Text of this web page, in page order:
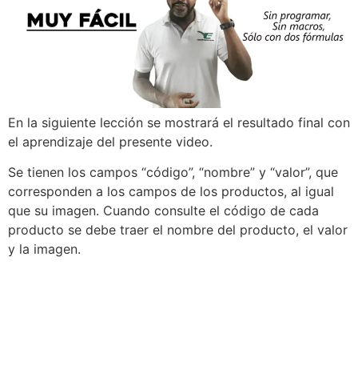
En la siguiente lección se mostrará el resultado final con
el aprendizaje del presente video.
Se tienen los campos “código”, “nombre” y “valor”, que
corresponden a los campos de los productos, al igual
que su imagen. Cuando consulte el código de cada
producto se debe traer el nombre del producto, el valor
y la imagen.